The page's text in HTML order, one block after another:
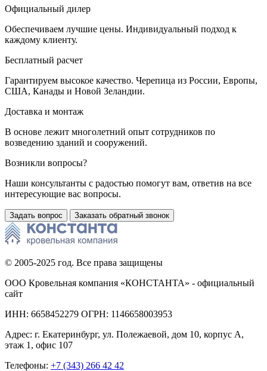
Официальный дилер
Обеспечиваем лучшие цены. Индивидуальный подход к
каждому клиенту.
Бесплатный расчет
Гарантируем высокое качество. Черепица из России, Европы,
США, Канады и Новой Зеландии.
Доставка и монтаж
В основе лежит многолетний опыт сотрудников по
возведению зданий и сооружений.
Возникли вопросы?
Наши консультанты с радостью помогут вам, ответив на все
интересующие вас вопросы.
Задать вопрос Заказать обратный звонок
© 2005-2025 год. Все права защищены
ООО Кровельная компания «КОНСТАНТА» - официальный
сайт
ИНН: 6658452279 ОГРН: 1146658003953
Адрес: г. Екатеринбург, ул. Полежаевой, дом 10, корпус А,
этаж 1, офис 107
Телефоны: +7 (343) 266 42 42